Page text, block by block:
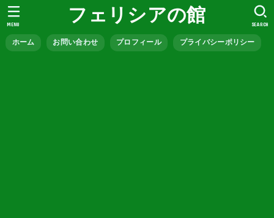
フェリシアの館
ホーム お問い合わせ プロフィール プライバシーポリシー
SEARCH
MENU